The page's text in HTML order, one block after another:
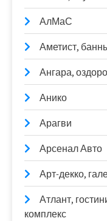
АлМаС
Аметист,
Ангара,
Анико
Арагви
Арсенал Авто
Арт-декко,
Атлант,
комплекс